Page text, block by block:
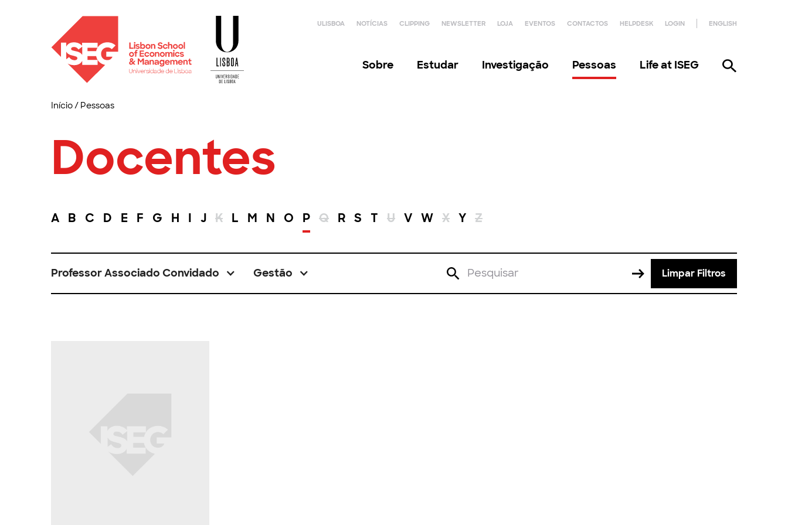
ULISBOA NOTÍCIAS CLIPPING NEWSLETTER LOJA EVENTOS CONTACTOS HELPDESK LOGIN ENGLISH
Sobre Estudar Investigação Pessoas Life at ISEG
Início/ Pessoas
Docentes
A B C D E F G H I J K L M N O P Q R S T U V W X Y Z
Professor Associado Convidado Gestão Limpar Filtros